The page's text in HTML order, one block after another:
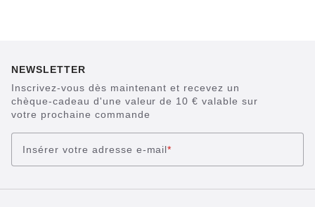
NEWSLETTER
Inscrivez-vous dès maintenant et recevez un
chèque-cadeau d'une valeur de 10 € valable sur
votre prochaine commande
Insérer votre adresse e-mail*